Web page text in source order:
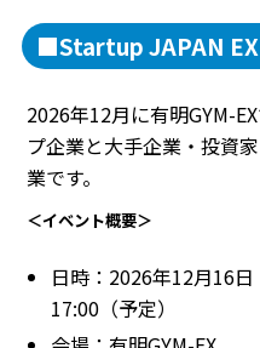
■Startup JAPAN
2026年12月に有明GYM-
プ企業と大手企業・投資
業です。
＜イベント概要＞
日時：2026年12月16
17:00（予定）